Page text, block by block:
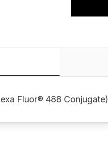
Fluor® 488 Conjugate)